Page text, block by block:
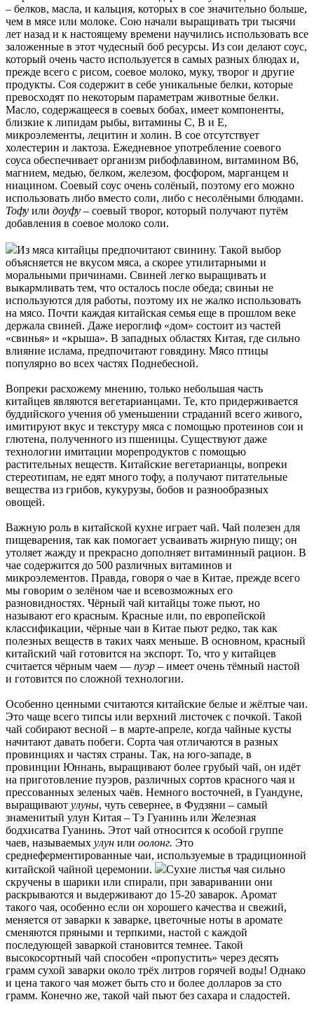
– белков, масла, и кальция, которых в сое значительно больше,
чем в мясе или молоке. Сою начали выращивать три тысячи
лет назад и к настоящему времени научились использовать все
заложенные в этот чудесный боб ресурсы. Из сои делают соус,
который очень часто используется в самых разных блюдах и,
прежде всего с рисом, соевое молоко, муку, творог и другие
продукты. Соя содержит в себе уникальные белки, которые
превосходят по некоторым параметрам животные белки.
Масло, содержащееся в соевых бобах, имеет компоненты,
близкие к липидам рыбы, витамины С, B и E,
микроэлементы, лецитин и холин. В сое отсутствует
холестерин и лактоза. Ежедневное употребление соевого
соуса обеспечивает организм рибофлавином, витамином В6,
магнием, медью, белком, железом, фосфором, марганцем и
ниацином. Соевый соус очень солёный, поэтому его можно
использовать либо вместо соли, либо с несолёными блюдами.
Тофу или доуфу – соевый творог, который получают путём
добавления в соевое молоко соли.
Из мяса китайцы предпочитают свинину. Такой выбор
объясняется не вкусом мяса, а скорее утилитарными и
моральными причинами. Свиней легко выращивать и
выкармливать тем, что осталось после обеда; свиньи не
используются для работы, поэтому их не жалко использовать
на мясо. Почти каждая китайская семья еще в прошлом веке
держала свиней. Даже иероглиф «дом» состоит из частей
«свинья» и «крыша». В западных областях Китая, где сильно
влияние ислама, предпочитают говядину. Мясо птицы
популярно во всех частях Поднебесной.
Вопреки расхожему мнению, только небольшая часть
китайцев являются вегетарианцами. Те, кто придерживается
буддийского учения об уменьшении страданий всего живого,
имитируют вкус и текстуру мяса с помощью протеинов сои и
глютена, полученного из пшеницы. Существуют даже
технологии имитации морепродуктов с помощью
растительных веществ. Китайские вегетарианцы, вопреки
стереотипам, не едят много тофу, а получают питательные
вещества из грибов, кукурузы, бобов и разнообразных
овощей.
Важную роль в китайской кухне играет чай. Чай полезен для
пищеварения, так как помогает усваивать жирную пищу; он
утоляет жажду и прекрасно дополняет витаминный рацион. В
чае содержится до 500 различных витаминов и
микроэлементов. Правда, говоря о чае в Китае, прежде всего
мы говорим о зелёном чае и всевозможных его
разновидностях. Чёрный чай китайцы тоже пьют, но
называют его красным. Красные или, по европейской
классификации, чёрные чаи в Китае пьют редко, так как
полезных веществ в таких чаях меньше. В основном, красный
китайский чай готовится на экспорт. То, что у китайцев
считается чёрным чаем — пуэр – имеет очень тёмный настой
и готовится по сложной технологии.
Особенно ценными считаются китайские белые и жёлтые чаи.
Это чаще всего типсы или верхний листочек с почкой. Такой
чай собирают весной – в марте-апреле, когда чайные кусты
начитают давать побеги. Сорта чая отличаются в разных
провинциях и частях страны. Так, на юго-западе, в
провинции Юннань, выращивают более грубый чай, он идёт
на приготовление пуэров, различных сортов красного чая и
прессованных зеленых чаёв. Немного восточней, в Гуандуне,
выращивают улуны, чуть севернее, в Фудзяни – самый
знаменитый улун Китая – Тэ Гуанинь или Железная
бодхисатва Гуанинь. Этот чай относится к особой группе
чаев, называемых улун или оолонг. Это
среднеферментированные чаи, используемые в традиционной
китайской чайной церемонии.
Сухие листья чая сильно
скручены в шарики или спирали, при заваривании они
раскрываются и выдерживают до 15-20 заварок. Аромат
такого чая, особенно если он хорошего качества и свежий,
меняется от заварки к заварке, цветочные ноты в аромате
сменяются пряными и терпкими, настой с каждой
последующей заваркой становится темнее. Такой
высокосортный чай способен «пропустить» через десять
грамм сухой заварки около трёх литров горячей воды! Однако
и цена такого чая может быть сто и более долларов за сто
грамм. Конечно же, такой чай пьют без сахара и сладостей.